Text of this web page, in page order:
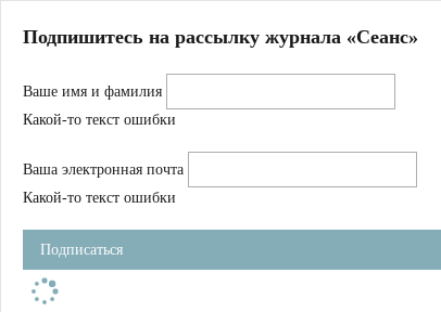
Магазин
Журнал
Школа
Устав
Фильмы
Имена
Тэги
Подпишитесь на рассылку журнала «Сеанс»
Ваше имя и фамилия
Какой-то текст ошибки
Ваша электронная почта
Какой-то текст ошибки
Подписаться